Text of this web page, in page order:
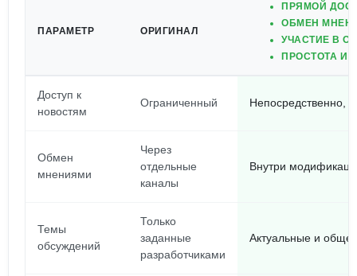
ПАРАМЕТР ОРИГИНАЛ
ПРЯМОЙ
ОБМЕН
УЧАСТИЕ В
ПРОСТОТА И
Доступ к
новостям
Ограниченный Непосредственно,
Обмен
мнениями
Через
отдельные
каналы
Внутри
Темы
обсуждений
Только
заданные
разработчиками
Актуальные и